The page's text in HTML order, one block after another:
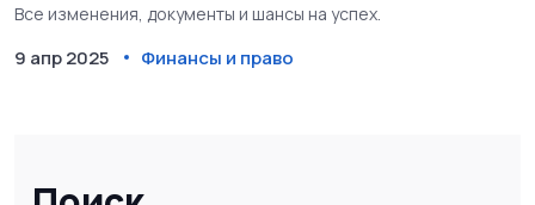
Все изменения, документы и шансы на успех.
9 апр 2025 Финансы и право